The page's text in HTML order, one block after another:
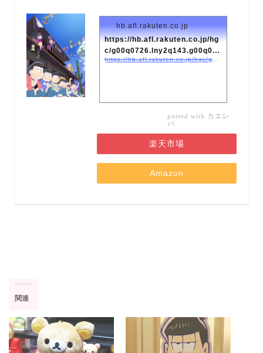
hb.afl.rakuten.co.jp
https://hb.afl.rakuten.co.jp/hg
c/g00q0726.lny2q143.g00q072
6.lny2r1a5/kaereba_...
https://hb.afl.rakuten.co.jp/hgc/g00q0726.lny2q143.g00q0726.lny2r1a5/kaereba_main_202002021939403247?pc=https://item.rakuten.co.jp/book/15227481/&#038;#038;m=http://m.rakuten.co.jp/book/i/18867794/
posted with カエレ
バ
楽天市場
Amazon
関連